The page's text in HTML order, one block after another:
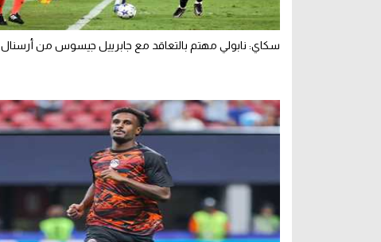
سكاي: نابولي مهتم بالتعاقد مع جابرييل جيسوس من أرسنال